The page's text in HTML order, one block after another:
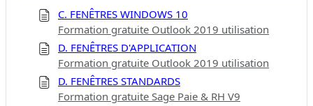
C. FENÊTRES WINDOWS 10
Formation gratuite Outlook 2019 utilisation
D. FENÊTRES D'APPLICATION
Formation gratuite Outlook 2019 utilisation
D. FENÊTRES STANDARDS
Formation gratuite Sage Paie & RH V9